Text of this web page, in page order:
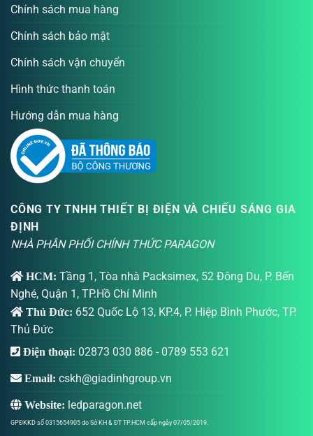
Chính sách mua hàng
Chính sách bảo mật
Chính sách vận chuyển
Hình thức thanh toán
Hướng dẫn mua hàng
CÔNG TY TNHH THIẾT BỊ ĐIỆN VÀ CHIẾU SÁNG GIA
ĐỊNH
NHÀ PHÂN PHỐI CHÍNH THỨC PARAGON
HCM: Tầng 1, Tòa nhà Packsimex, 52 Đông Du, P. Bến
Nghé, Quận 1, TP.Hồ Chí Minh
Thủ Đức: 652 Quốc Lộ 13, KP.4, P. Hiệp Bình Phước, TP.
Thủ Đức
Điện thoại: 02873 030 886 - 0789 553 621
Email: cskh@giadinhgroup.vn
Website: ledparagon.net
GPĐKKD số 0315654905 do Sở KH & ĐT TP.HCM cấp ngày 07/05/2019.